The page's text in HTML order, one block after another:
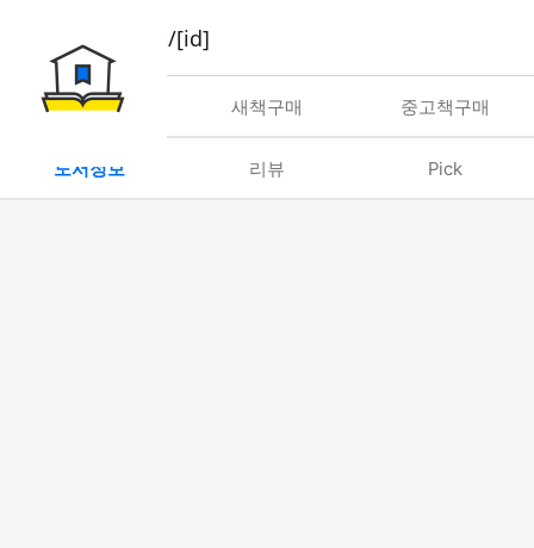
book/rent/[id]
대여 새책구매 중고책구매
도서정보 리뷰 Pick